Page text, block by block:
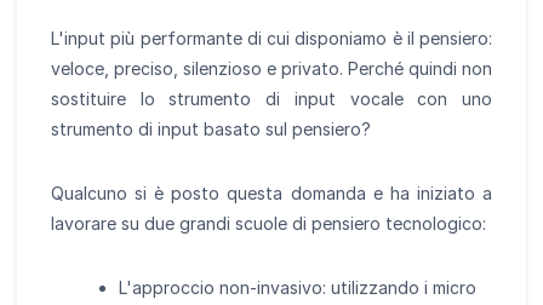
L'input più performante di cui disponiamo è il pensiero:
veloce, preciso, silenzioso e privato. Perché quindi non
sostituire lo strumento di input vocale con uno
strumento di input basato sul pensiero?
Qualcuno si è posto questa domanda e ha iniziato a
lavorare su due grandi scuole di pensiero tecnologico:
L'approccio non-invasivo: utilizzando i micro